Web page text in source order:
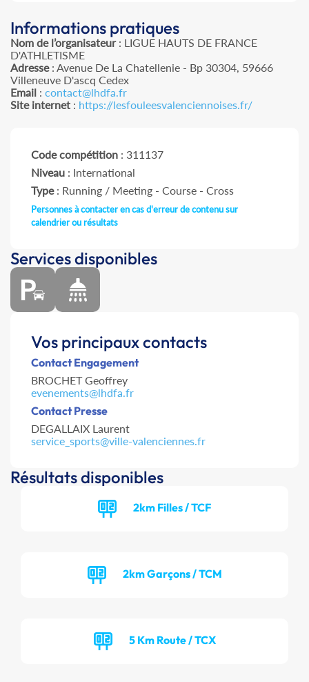
Informations pratiques
Nom de l’organisateur: LIGUE HAUTS DE FRANCE
D'ATHLETISME
Adresse: Avenue De La Chatellenie - Bp 30304, 59666
Villeneuve D'ascq Cedex
Email : contact@lhdfa.fr
Site internet : https://lesfouleesvalenciennoises.fr/
Code compétition : 311137
Niveau : International
Type: Running / Meeting - Course - Cross
Personnes à contacter en cas d'erreur de contenu sur
calendrier ou résultats
Services disponibles
Vos principaux contacts
Contact Engagement
BROCHET Geoffrey
evenements@lhdfa.fr
Contact Presse
DEGALLAIX Laurent
service_sports@ville-valenciennes.fr
Résultats disponibles
2km Filles / TCF
2km Garçons / TCM
5 Km Route / TCX